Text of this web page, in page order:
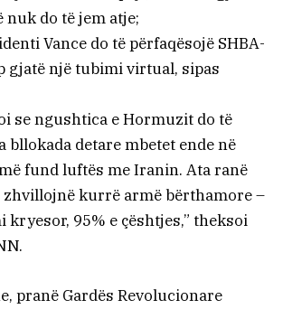
nuk do të jem atje;
Vance do të përfaqësojë SHBA-
gjatë një tubimi virtual, sipas
se ngushtica e Hormuzit do të
bllokada detare mbetet ende në
fund luftës me Iranin. Ata ranë
zhvillojnë kurrë armë bërthamore –
kryesor, 95% e çështjes,” theksoi
pranë Gardës Revolucionare